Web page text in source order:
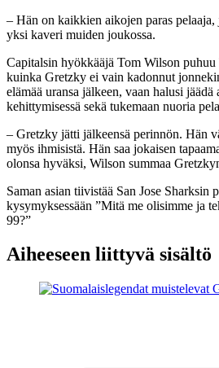
– Hän on kaikkien aikojen paras pelaaja,
yksi kaveri muiden joukossa.
Capitalsin hyökkääjä Tom Wilson
kuinka Gretzky ei vain kadonnut
elämää uransa jälkeen, vaan halusi jäädä
kehittymisessä sekä tukemaan nuoria
– Gretzky jätti jälkeensä perinnön. Hän
myös ihmisistä. Hän saa jokaisen
olonsa hyväksi, Wilson summaa
Saman asian tiivistää San Jose Sharksin
kysymyksessään ”Mitä me olisimme ja
99?”
Aiheeseen liittyvä sisältö